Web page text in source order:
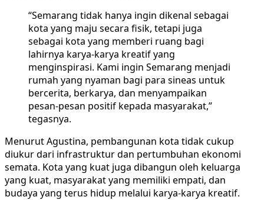
“Semarang tidak hanya ingin dikenal sebagai
kota yang maju secara fisik, tetapi juga
sebagai kota yang memberi ruang bagi
lahirnya karya-karya kreatif yang
menginspirasi. Kami ingin Semarang menjadi
rumah yang nyaman bagi para sineas untuk
bercerita, berkarya, dan menyampaikan
pesan-pesan positif kepada masyarakat,”
tegasnya.
Menurut Agustina, pembangunan kota tidak cukup
diukur dari infrastruktur dan pertumbuhan ekonomi
semata. Kota yang kuat juga dibangun oleh keluarga
yang kuat, masyarakat yang memiliki empati, dan
budaya yang terus hidup melalui karya-karya kreatif.